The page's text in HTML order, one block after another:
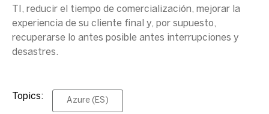
TI, reducir el tiempo de comercialización, mejorar la
experiencia de su cliente final y, por supuesto,
recuperarse lo antes posible antes interrupciones y
desastres.
Topics: Azure (ES)